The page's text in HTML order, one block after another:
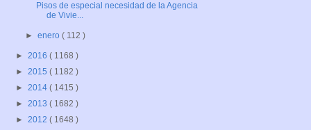
Pisos de especial necesidad de la Agencia
de Vivie...
►enero( 112 )
► 2016 ( 1168 )
► 2015 ( 1182 )
► 2014 ( 1415 )
► 2013 ( 1682 )
► 2012 ( 1648 )